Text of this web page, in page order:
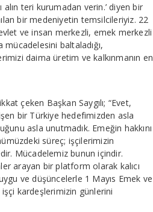
alın teri kurumadan verin.’ diyen bir
bir medeniyetin temsilcileriyiz. 22
ve insan merkezli, emek merkezli
mücadelesini baltaladığı,
daima üretim ve kalkınmanın en
çeken Başkan Saygılı; “Evet,
bir Türkiye hedefimizden asla
asla unutmadık. Emeğin hakkını
süreç; işçilerimizin
Mücadelemiz bunun içindir.
arayan bir platform olarak kalıcı
ve düşüncelerle 1 Mayıs Emek ve
kardeşlerimizin günlerini